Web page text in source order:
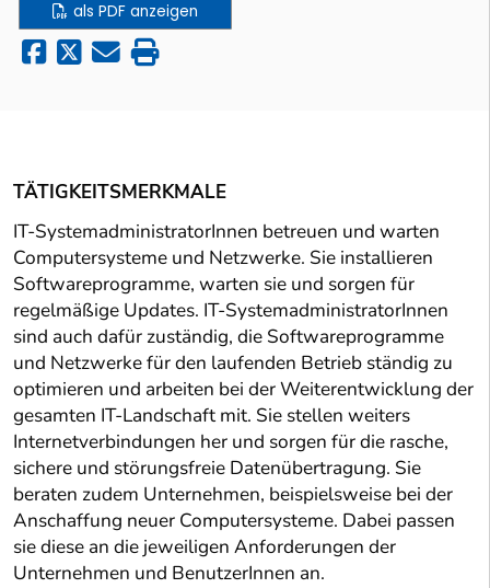
als PDF anzeigen
TÄTIGKEITSMERKMALE
IT-SystemadministratorInnen betreuen und warten
Computersysteme und Netzwerke. Sie installieren
Softwareprogramme, warten sie und sorgen für
regelmäßige Updates. IT-SystemadministratorInnen
sind auch dafür zuständig, die Softwareprogramme
und Netzwerke für den laufenden Betrieb ständig zu
optimieren und arbeiten bei der Weiterentwicklung der
gesamten IT-Landschaft mit. Sie stellen weiters
Internetverbindungen her und sorgen für die rasche,
sichere und störungsfreie Datenübertragung. Sie
beraten zudem Unternehmen, beispielsweise bei der
Anschaffung neuer Computersysteme. Dabei passen
sie diese an die jeweiligen Anforderungen der
Unternehmen und BenutzerInnen an.